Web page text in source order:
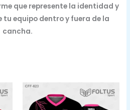
que represente la identidad y
equipo dentro y fuera de la
cancha.